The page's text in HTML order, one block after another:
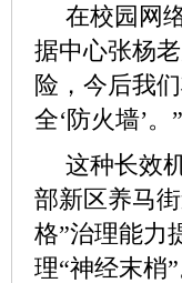
在校园网
据中心张杨
险，今后我
全‘防火墙’。”
这种长效
部新区养马
格”治理能力
理“神经末梢